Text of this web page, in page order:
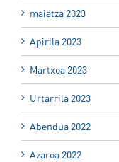
maiatza 2023
Apirila 2023
Martxoa 2023
Urtarrila 2023
Abendua 2022
Azaroa 2022